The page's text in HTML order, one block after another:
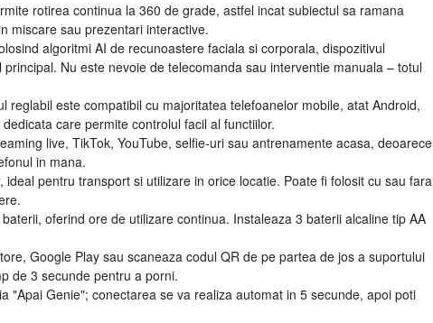
rotirea continua la 360 de grade, astfel incat subiectul sa ramana
miscare sau prezentari interactive.
algoritmi AI de recunoastere faciala si corporala, dispozitivul
Nu este nevoie de telecomanda sau interventie manuala – totul
reglabil este compatibil cu majoritatea telefoanelor mobile, atat Android,
care permite controlul facil al functiilor.
live, TikTok, YouTube, selfie-uri sau antrenamente acasa, deoarece
in mana.
pentru transport si utilizare in orice locatie. Poate fi folosit cu sau fara
oferind ore de utilizare continua. Instaleaza 3 baterii alcaline tip AA
Google Play sau scaneaza codul QR de pe partea de jos a suportului
de 3 secunde pentru a porni.
"Apai Genie"; conectarea se va realiza automat in 5 secunde, apoi poti